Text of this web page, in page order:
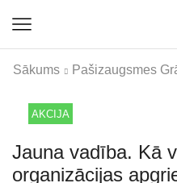
Sākums Pašizaugsmes
AKCIJA
Jauna vadība. Kā
organizācijas